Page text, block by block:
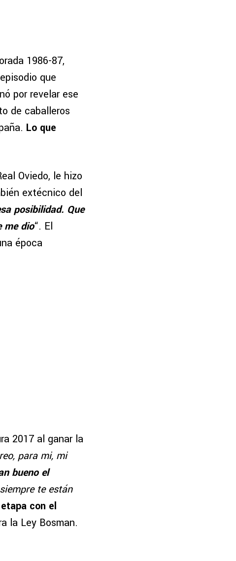
1986-87,
que
por revelar ese
de caballeros
Lo que
Oviedo, le hizo
extécnico del
posibilidad. Que
me dio“. El
época
2017 al ganar la
para mi, mi
bueno el
te están
con el
la Ley Bosman.